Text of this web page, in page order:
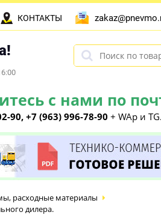
с нами по
90, +7 (963) 996-78-90 + WAp и
КОНТАКТЫ
расходные материалы
дилера.